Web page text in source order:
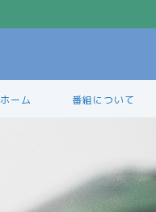
ホーム 番組について